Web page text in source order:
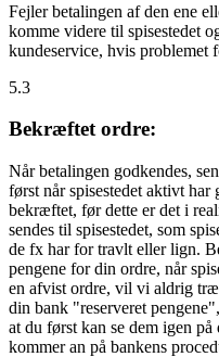
Fejler betalingen af den ene
komme videre til spisestedet
kundeservice, hvis problemet
5.3
Bekræftet ordre:
Når betalingen godkendes,
først når spisestedet aktivt
bekræftet, før dette er det i
sendes til spisestedet, som
de fx har for travlt eller lign.
pengene for din ordre, når
en afvist ordre, vil vi aldrig
din bank "reserveret
at du først kan se dem igen
kommer an på bankens